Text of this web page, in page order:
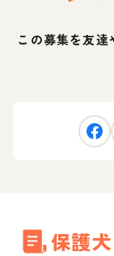
この募集を友
保護